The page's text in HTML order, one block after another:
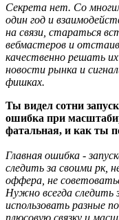
Секрета нет. Со
один год и
на связи, стараться
вебмастеров и
качественно решать
новости рынка и
фишках.
Ты видел сотни
ошибка при
фатальная, и как ты
Главная ошибка -
следить за своими рк,
оффера, не
Нужно всегда следить
использовать разные
плюсовую связку и